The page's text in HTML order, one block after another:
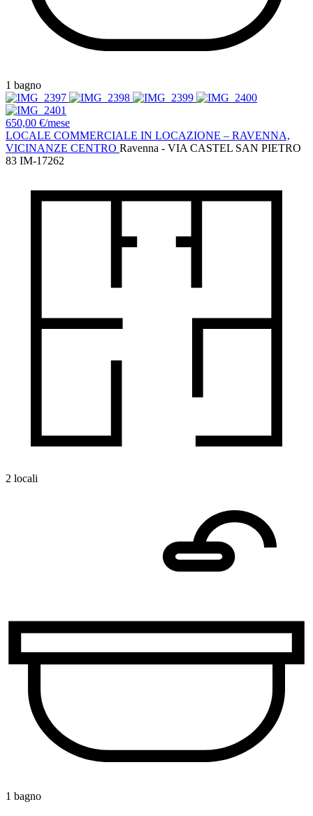
1 bagno
650,00 €/mese
LOCALE COMMERCIALE IN LOCAZIONE – RAVENNA,
VICINANZE CENTRO Ravenna - VIA CASTEL SAN PIETRO
83 IM-17262
2 locali
1 bagno